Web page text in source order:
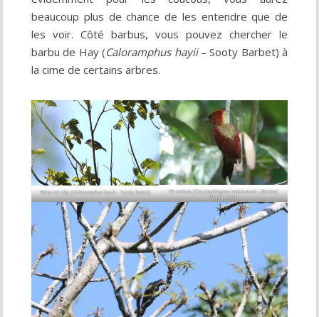
beaucoup plus de chance de les entendre que de
les voir. Côté barbus, vous pouvez chercher le
barbu de Hay (Caloramphus hayii– Sooty Barbet) à
la cime de certains arbres.
Barbu de Hay (Caloramphus hayii– Sooty Barbet) Pic minium (Chrysophlegma miniaceum– Banded
Woodpecker)